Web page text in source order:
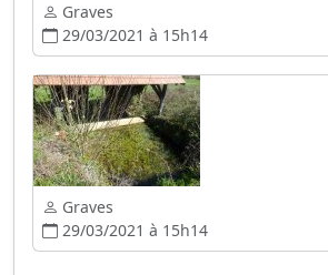
Graves
29/03/2021 à 15h14
Graves
29/03/2021 à 15h14